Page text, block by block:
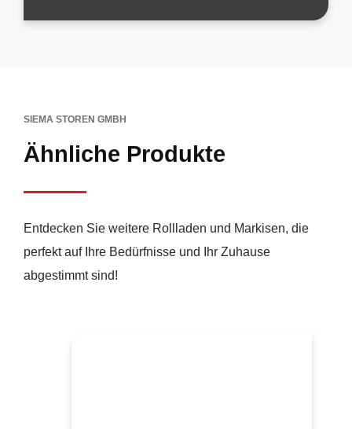
SIEMA STOREN GMBH
Ähnliche Produkte
Entdecken Sie weitere Rollladen und Markisen, die
perfekt auf Ihre Bedürfnisse und Ihr Zuhause
abgestimmt sind!